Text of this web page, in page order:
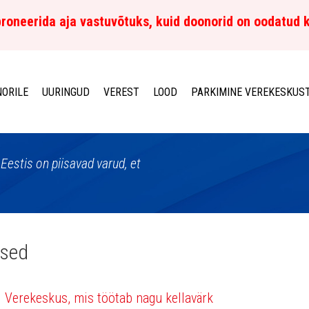
aja vastuvõtuks, kuid doonorid on oodatud
UURINGUD VEREST LOOD PARKIMINE
on piisavad varud, et
Verekeskus, mis töötab nagu kellavärk